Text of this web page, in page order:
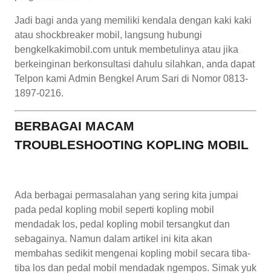
Jadi bagi anda yang memiliki kendala dengan kaki kaki
atau shockbreaker mobil, langsung hubungi
bengkelkakimobil.com untuk membetulinya atau jika
berkeinginan berkonsultasi dahulu silahkan, anda dapat
Telpon kami Admin Bengkel Arum Sari di Nomor 0813-
1897-0216.
BERBAGAI MACAM
TROUBLESHOOTING KOPLING MOBIL
Ada berbagai permasalahan yang sering kita jumpai
pada pedal kopling mobil seperti kopling mobil
mendadak los, pedal kopling mobil tersangkut dan
sebagainya. Namun dalam artikel ini kita akan
membahas sedikit mengenai kopling mobil secara tiba-
tiba los dan pedal mobil mendadak ngempos. Simak yuk